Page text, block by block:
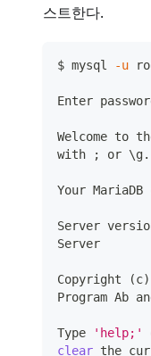
스트한다.
$ mysql -u
Enter
Welcome to
with
; or \g.
Your
Server
Server
Copyright (c)
Program Ab
Type 'help;'
clear the